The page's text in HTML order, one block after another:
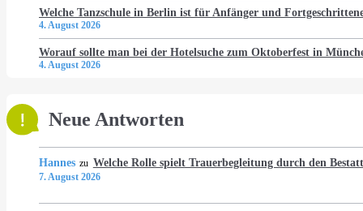
Welche Tanzschule in Berlin ist für Anfänger und
4. August 2026
Worauf sollte man bei der Hotelsuche zum Oktoberfest in
4. August 2026
Neue Antworten
Hannes zu Welche Rolle spielt Trauerbegleitung durch den
7. August 2026